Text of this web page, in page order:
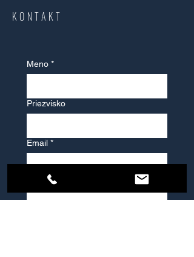
KONTAKT
Meno *
Priezvisko
Email *
Vaša správa